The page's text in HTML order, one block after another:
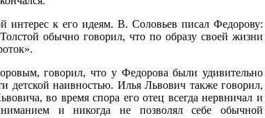
интерес к его идеям. В. Соловьев писал Федорову:
обычно говорил, что по образу своей жизни
говорил, что у Федорова были удивительно
детской наивностью. Илья Львович также говорил,
во время спора его отец всегда нервничал и
и никогда не позволял себе обычной